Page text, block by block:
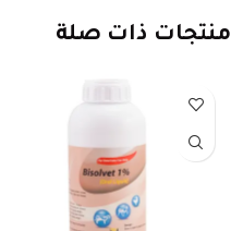
منتجات ذات صلة